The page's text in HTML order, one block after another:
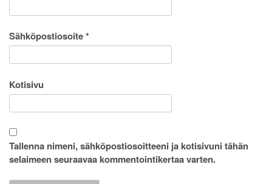
Sähköpostiosoite*
Kotisivu
Tallenna nimeni, sähköpostiosoitteeni ja kotisivuni tähän
selaimeen seuraavaa kommentointikertaa varten.